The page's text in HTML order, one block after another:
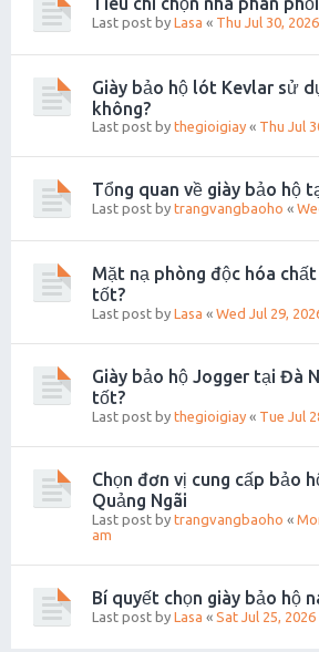
Last post by Lasa « Thu Jul 30,
Giày bảo hộ lót Kevlar sử
không?
Last post by thegioigiay « Thu Jul
Tổng quan về giày bảo hộ
Last post by trangvangbaoho «
Mặt nạ phòng độc hóa
tốt?
Last post by Lasa « Wed Jul 29,
Giày bảo hộ Jogger tại Đà
tốt?
Last post by thegioigiay « Tue Jul
Chọn đơn vị cung cấp bảo
Quảng Ngãi
Last post by trangvangbaoho «
am
Bí quyết chọn giày bảo hộ
Last post by Lasa « Sat Jul 25, 2026